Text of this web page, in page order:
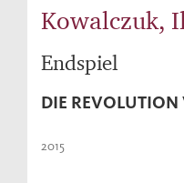
Kowalczuk,
Endspiel
DIE REVOLUTION
2015